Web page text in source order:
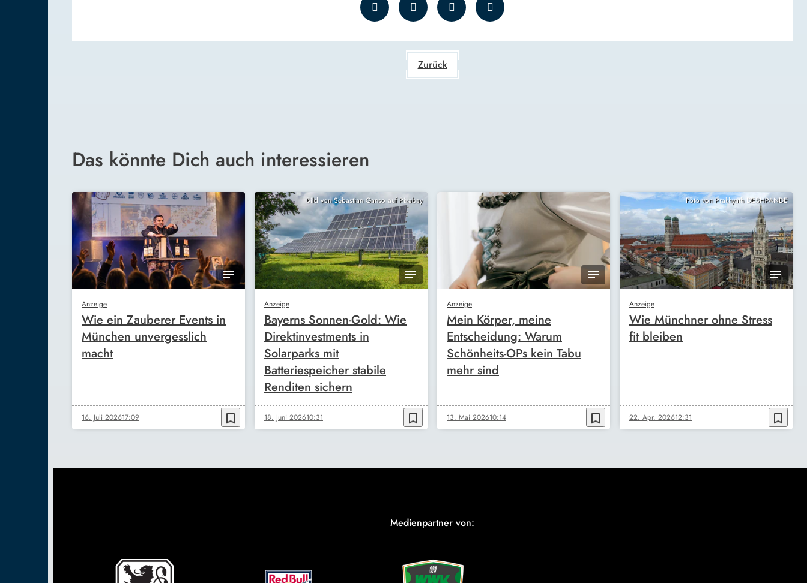
Zurück
Das könnte Dich auch interessieren
Anzeige
Wie ein Zauberer Events in
München unvergesslich
macht
16. Juli 202617:09 bookmark_border
Bild von Sebastian Ganso auf Pixabay
Anzeige
Bayerns Sonnen-Gold: Wie
Direktinvestments in
Solarparks mit
Batteriespeicher stabile
Renditen sichern
18. Juni 202610:31 bookmark_border
Anzeige
Mein Körper, meine
Entscheidung: Warum
Schönheits-OPs kein Tabu
mehr sind
13. Mai 202610:14 bookmark_border
Foto von Prakhyath DESHPANDE
Anzeige
Wie Münchner ohne Stress
fit bleiben
22. Apr. 202612:31 bookmark_border
Medienpartner von: